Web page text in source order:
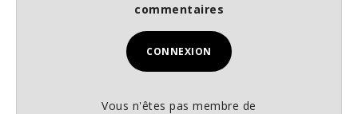
commentaires
CONNEXION
Vous n'êtes pas membre de